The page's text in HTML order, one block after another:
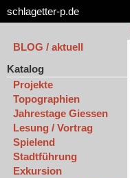
schlagetter-p.de
BLOG / aktuell
Katalog
Projekte
Topographien
Jahrestage Giessen
Lesung / Vortrag
Spielend
Stadtführung
Exkursion